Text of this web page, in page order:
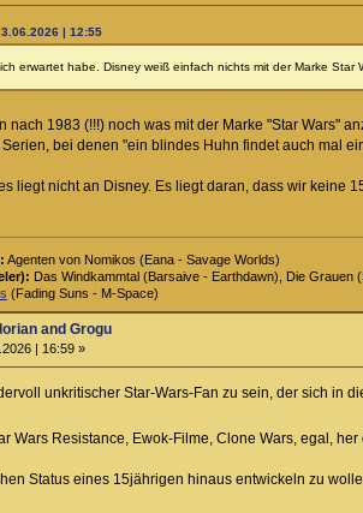
| 12:55
erwartet habe. Disney weiß einfach nichts mit der Marke Star
nach 1983 (!!!) noch was mit der Marke "Star Wars"
bei denen "ein blindes Huhn findet auch mal
liegt nicht an Disney. Es liegt daran, dass wir keine
Agenten von Nomikos (Eana - Savage Worlds)
Das Windkammtal (Barsaive - Earthdawn), Die Grauen
(Fading Suns - M-Space)
and Grogu
| 16:59 »
unkritischer Star-Wars-Fan zu sein, der sich in
Wars Resistance, Ewok-Filme, Clone Wars, egal, her
Status eines 15jährigen hinaus entwickeln zu